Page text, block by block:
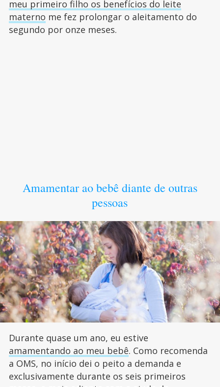
meu primeiro filho os benefícios do leite
materno me fez prolongar o aleitamento do
segundo por onze meses.
Amamentar ao bebê diante de outras
pessoas
Durante quase um ano, eu estive
amamentando ao meu bebê. Como recomenda
a OMS, no início dei o peito a demanda e
exclusivamente durante os seis primeiros